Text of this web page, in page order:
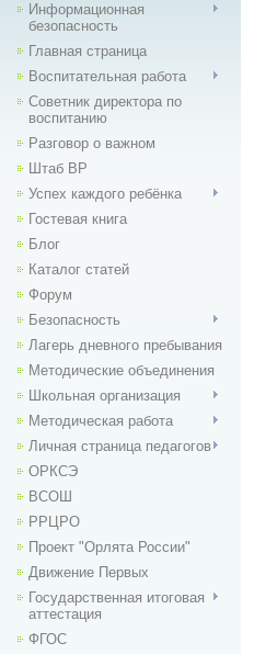
Информационная
безопасность
Главная страница
Воспитательная работа
Советник директора по
воспитанию
Разговор о важном
Штаб ВР
Успех каждого ребёнка
Гостевая книга
Блог
Каталог статей
Форум
Безопасность
Лагерь дневного пребывания
Методические объединения
Школьная организация
Методическая работа
Личная страница педагогов
ОРКСЭ
ВСОШ
РРЦРО
Проект "Орлята России"
Движение Первых
Государственная итоговая
аттестация
ФГОС